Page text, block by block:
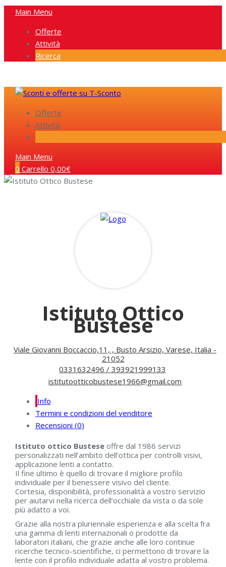
Main Menu
Offerte
Attività
Ricerca
Offerte
Attività
Main Menu
0 Carrello 0,00€
Istituto Ottico
Bustese
Viale Giovanni Boccaccio,11, , Busto Arsizio, Varese, Italia -
21052
0331632496 / 393921999133
istitutootticobustese1966@gmail.com
Info
Termini e condizioni del venditore
Recensioni (0)
Istituto ottico Busteseoffre dal 1986 servizi
personalizzati nell’ambito dell’ottica per controlli visivi,
applicazione lenti a contatto.
Il fine ultimo è quello di trovare il migliore profilo
individuale per il benessere visivo del cliente.
Cortesia, disponibilità, professionalità a vostro servizio
per aiutarvi nella ricerca dell’occhiale da vista o da sole
più adatto a voi.
Grazie alla nostra pluriennale esperienza e alla scelta fra
una gamma di lenti internazionali o prodotte da
laboratori italiani, che grazie anche alle loro continue
ricerche tecnico-scientifiche, ci permettono di trovare la
lente con il profilo individuale adatta al vostro problema.